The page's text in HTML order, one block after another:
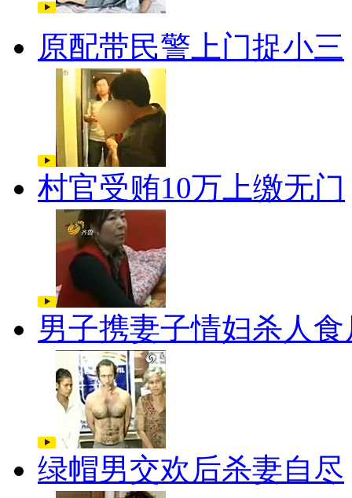
原配带民警上门捉小三
村官受贿10万上缴无门
男子携妻子情妇杀人食
绿帽男交欢后杀妻自尽